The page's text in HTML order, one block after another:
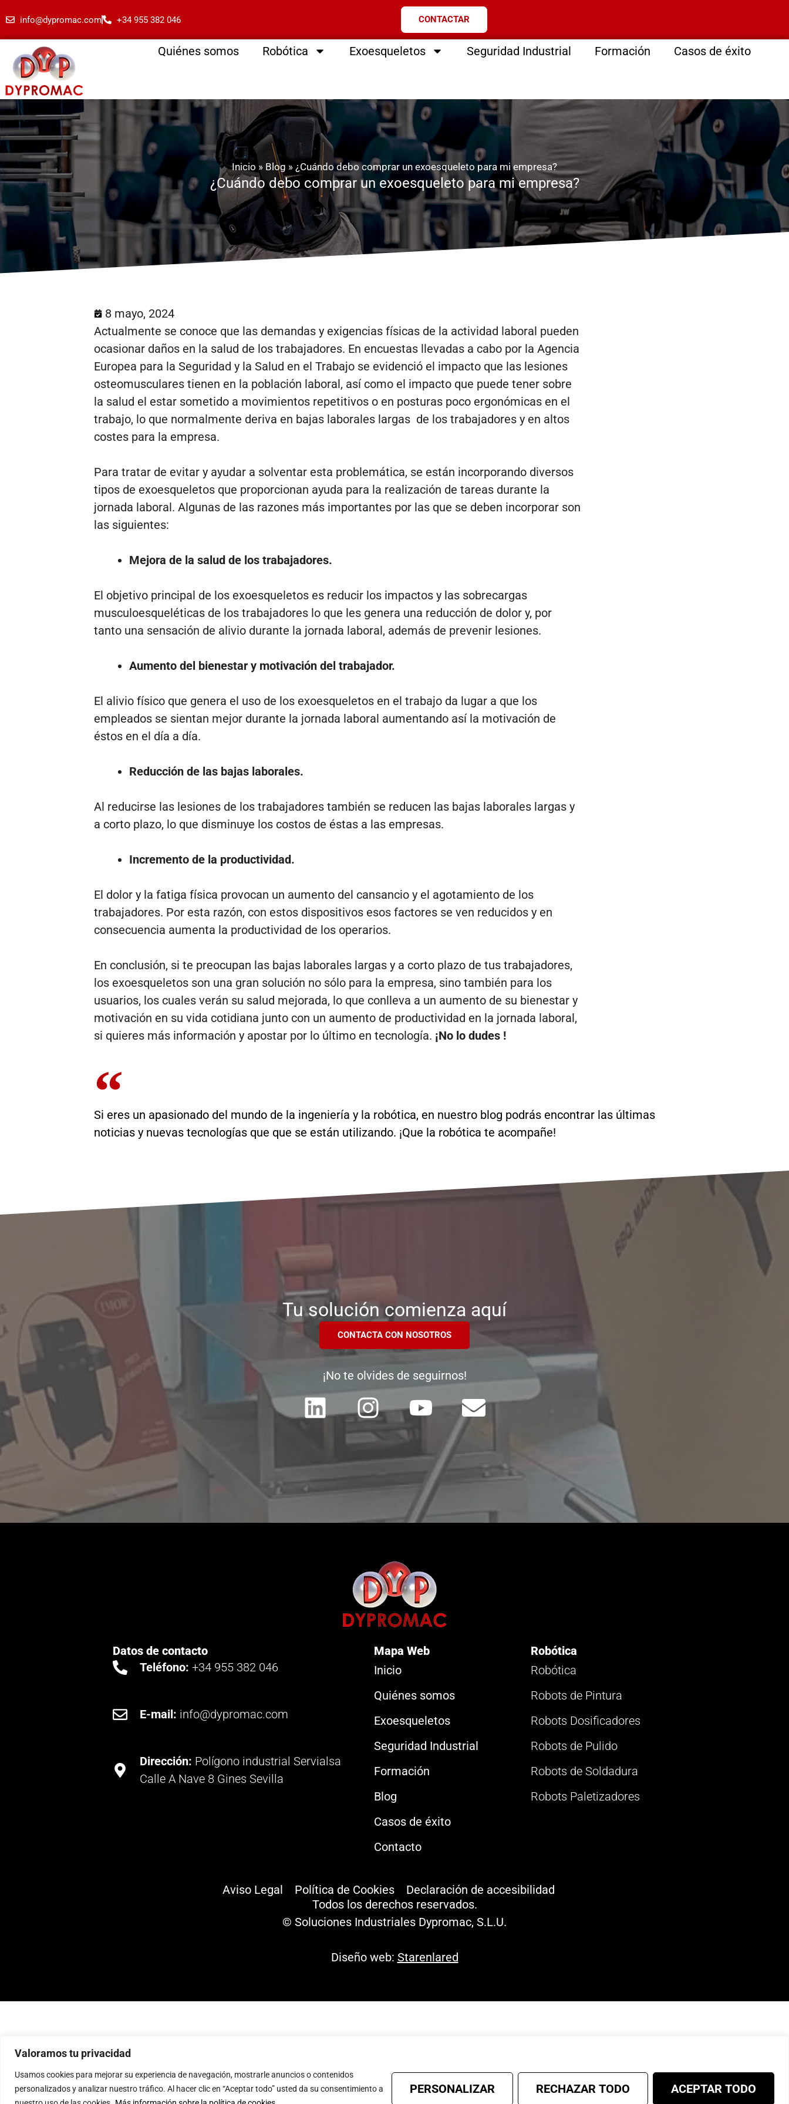
Valoramos tu privacidad
Usamos cookies para mejorar su experiencia de navegación, mostrarle anuncios o contenidos
personalizados y analizar nuestro tráfico. Al hacer clic en “Aceptar todo” usted da su consentimiento a
PERSONALIZAR RECHAZAR TODO ACEPTAR TODO
info@dypromac.com +34 955 382 046 CONTACTAR
Quiénes somos Robótica Exoesqueletos Seguridad Industrial Formación Casos de éxito
Inicio » Blog » ¿Cuándo debo comprar un exoesqueleto para mi empresa?
¿Cuándo debo comprar un exoesqueleto para mi empresa?
8 mayo, 2024
Actualmente se conoce que las demandas y exigencias físicas de la actividad laboral pueden
ocasionar daños en la salud de los trabajadores. En encuestas llevadas a cabo por la Agencia
Europea para la Seguridad y la Salud en el Trabajo se evidenció el impacto que las lesiones
osteomusculares tienen en la población laboral, así como el impacto que puede tener sobre
la salud el estar sometido a movimientos repetitivos o en posturas poco ergonómicas en el
trabajo, lo que normalmente deriva en bajas laborales largas de los trabajadores y en altos
costes para la empresa.
Para tratar de evitar y ayudar a solventar esta problemática, se están incorporando diversos
tipos de exoesqueletos que proporcionan ayuda para la realización de tareas durante la
jornada laboral. Algunas de las razones más importantes por las que se deben incorporar son
las siguientes:
Mejora de la salud de los trabajadores.
El objetivo principal de los exoesqueletos es reducir los impactos y las sobrecargas
musculoesqueléticas de los trabajadores lo que les genera una reducción de dolor y, por
tanto una sensación de alivio durante la jornada laboral, además de prevenir lesiones.
Aumento del bienestar y motivación del trabajador.
El alivio físico que genera el uso de los exoesqueletos en el trabajo da lugar a que los
empleados se sientan mejor durante la jornada laboral aumentando así la motivación de
éstos en el día a día.
Reducción de las bajas laborales.
Al reducirse las lesiones de los trabajadores también se reducen las bajas laborales largas y
a corto plazo, lo que disminuye los costos de éstas a las empresas.
Incremento de la productividad.
El dolor y la fatiga física provocan un aumento del cansancio y el agotamiento de los
trabajadores. Por esta razón, con estos dispositivos esos factores se ven reducidos y en
consecuencia aumenta la productividad de los operarios.
En conclusión, si te preocupan las bajas laborales largas y a corto plazo de tus trabajadores,
los exoesqueletos son una gran solución no sólo para la empresa, sino también para los
usuarios, los cuales verán su salud mejorada, lo que conlleva a un aumento de su bienestar y
motivación en su vida cotidiana junto con un aumento de productividad en la jornada laboral,
si quieres más información y apostar por lo último en tecnología. ¡No lo dudes !
Si eres un apasionado del mundo de la ingeniería y la robótica, en nuestro blog podrás encontrar las últimas
noticias y nuevas tecnologías que que se están utilizando. ¡Que la robótica te acompañe!
Tu solución comienza aquí
CONTACTA CON NOSOTROS
¡No te olvides de seguirnos!
Datos de contacto
Teléfono: +34 955 382 046
E-mail: info@dypromac.com
Dirección: Polígono industrial Servialsa
Calle A Nave 8 Gines Sevilla
Mapa Web
Inicio
Quiénes somos
Exoesqueletos
Seguridad Industrial
Formación
Blog
Casos de éxito
Contacto
Robótica
Robótica
Robots de Pintura
Robots Dosificadores
Robots de Pulido
Robots de Soldadura
Robots Paletizadores
Aviso Legal Política de Cookies
Declaración de accesibilidad
Todos los derechos reservados.
© Soluciones Industriales Dypromac, S.L.U.
Diseño web: Starenlared